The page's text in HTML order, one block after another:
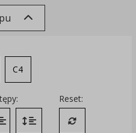
C4
odstęp między literami
Zmień interlinię i margines
Reset:
Przywróć